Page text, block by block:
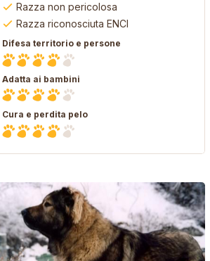
Razza non pericolosa
Razza riconosciuta ENCI
Difesa territorio e persone
Adatta ai bambini
Cura e perdita pelo